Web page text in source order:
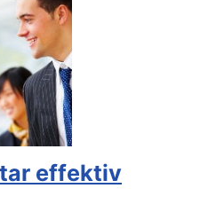
effektiv